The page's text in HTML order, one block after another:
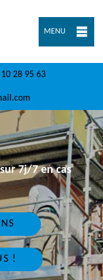
MENU
28 95 63
7j/7 en cas
!